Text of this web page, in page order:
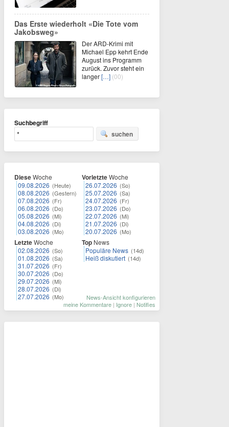
Das Erste wiederholt «Die Tote vom
Jakobsweg»
Der ARD-Krimi mit
Michael Epp kehrt Ende
August ins Programm
zurück. Zuvor steht ein
langer[…] (00)
Suchbegriff
suchen
DieseWoche
09.08.2026 (Heute)
08.08.2026 (Gestern)
07.08.2026 (Fr)
06.08.2026 (Do)
05.08.2026 (Mi)
04.08.2026 (Di)
03.08.2026 (Mo)
LetzteWoche
02.08.2026 (So)
01.08.2026 (Sa)
31.07.2026 (Fr)
30.07.2026 (Do)
29.07.2026 (Mi)
28.07.2026 (Di)
27.07.2026 (Mo)
VorletzteWoche
26.07.2026 (So)
25.07.2026 (Sa)
24.07.2026 (Fr)
23.07.2026 (Do)
22.07.2026 (Mi)
21.07.2026 (Di)
20.07.2026 (Mo)
Top News
Populäre News (14d)
Heiß diskutiert (14d)
News-Ansicht konfigurieren
meine Kommentare | Ignore | Notifies